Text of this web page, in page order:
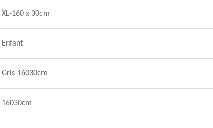
XL-160 x 30cm
Enfant
Gris-16030cm
16030cm